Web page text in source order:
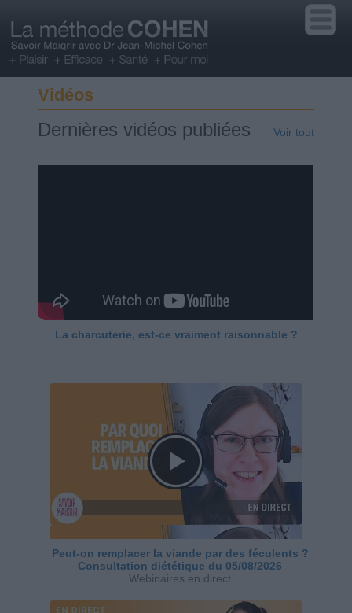
Vidéos
Dernières vidéos publiées Voir tout
La charcuterie, est-ce vraiment raisonnable ?
Peut-on remplacer la viande par des féculents ?
Consultation diététique du 05/08/2026
Webinaires en direct